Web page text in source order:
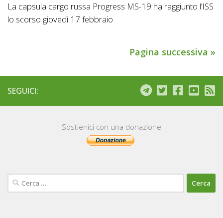
La capsula cargo russa Progress MS-19 ha raggiunto l’ISS
lo scorso giovedì 17 febbraio
Pagina successiva »
SEGUICI:
Sostienici con una donazione
Ricerca
per: